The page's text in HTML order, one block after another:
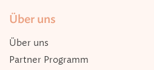
Über uns
Über uns
Partner Programm